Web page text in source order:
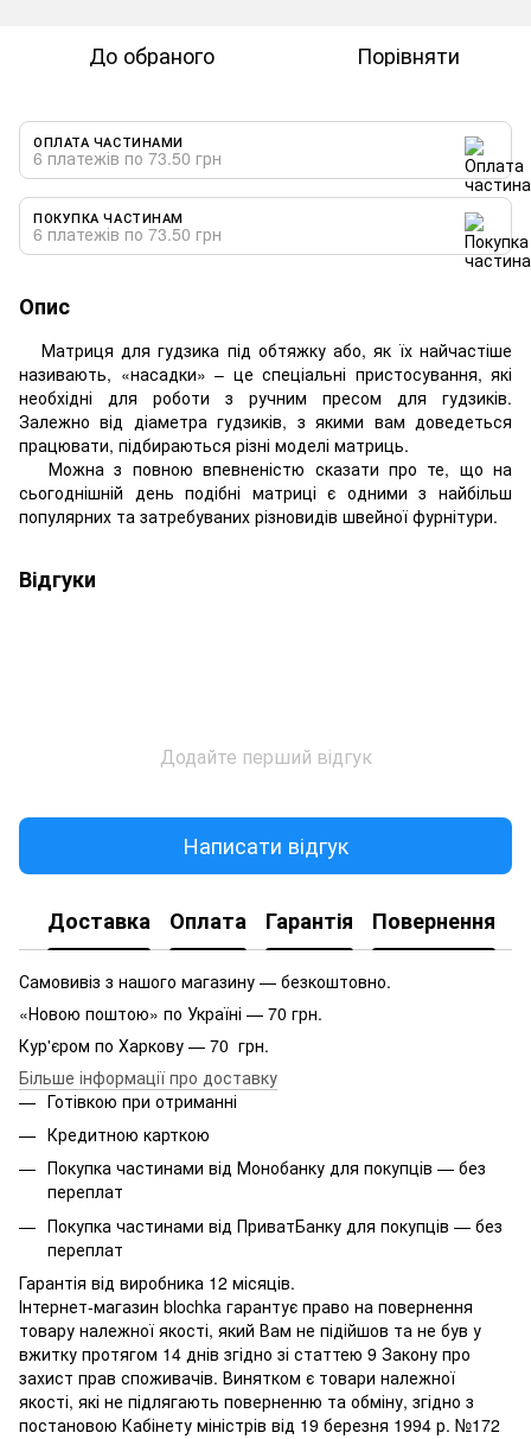
До обраного Порівняти
ОПЛАТА ЧАСТИНАМИ
6 платежів по 73.50 грн
ПОКУПКА ЧАСТИНАМ
6 платежів по 73.50 грн
Опис
Матриця для гудзика під обтяжку або, як їх найчастіше
називають, «насадки» – це спеціальні пристосування, які
необхідні для роботи з ручним пресом для гудзиків.
Залежно від діаметра гудзиків, з якими вам доведеться
працювати, підбираються різні моделі матриць.
Можна з повною впевненістю сказати про те, що на
сьогоднішній день подібні матриці є одними з найбільш
популярних та затребуваних різновидів швейної фурнітури.
Відгуки
Додайте перший відгук
Написати відгук
Доставка Оплата Гарантія Повернення
Самовивіз з нашого магазину — безкоштовно.
«Новою поштою» по Україні — 70 грн.
Кур'єром по Харкову — 70 грн.
Більше інформації про доставку
Готівкою при отриманні
Кредитною карткою
Покупка частинами від Монобанку для покупців — без
переплат
Покупка частинами від ПриватБанку для покупців — без
переплат
Гарантія від виробника 12 місяців.
Інтернет-магазин blochka гарантує право на повернення
товару належної якості, який Вам не підійшов та не був у
вжитку протягом 14 днів згідно зі статтею 9 Закону про
захист прав споживачів. Винятком є ​​товари належної
якості, які не підлягають поверненню та обміну, згідно з
постановою Кабінету міністрів від 19 березня 1994 р. №172